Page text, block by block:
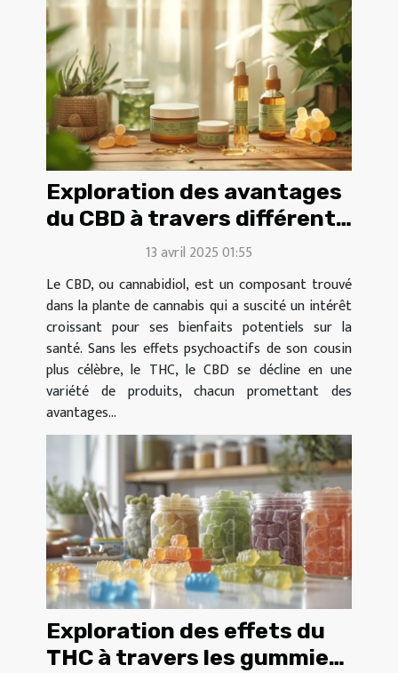
Exploration des avantages
du CBD à travers différents
produits et avis
utilisateurs
13 avril 2025 01:55
Le CBD, ou cannabidiol, est un composant trouvé
dans la plante de cannabis qui a suscité un intérêt
croissant pour ses bienfaits potentiels sur la
santé. Sans les effets psychoactifs de son cousin
plus célèbre, le THC, le CBD se décline en une
variété de produits, chacun promettant des
avantages...
Exploration des effets du
THC à travers les gummies